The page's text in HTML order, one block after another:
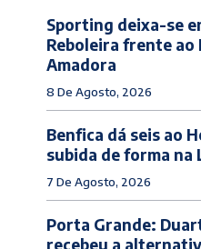
Sporting deixa-se
Reboleira frente ao
Amadora
8 De Agosto, 2026
Benfica dá seis ao
subida de forma na
7 De Agosto, 2026
Porta Grande:
recebeu a